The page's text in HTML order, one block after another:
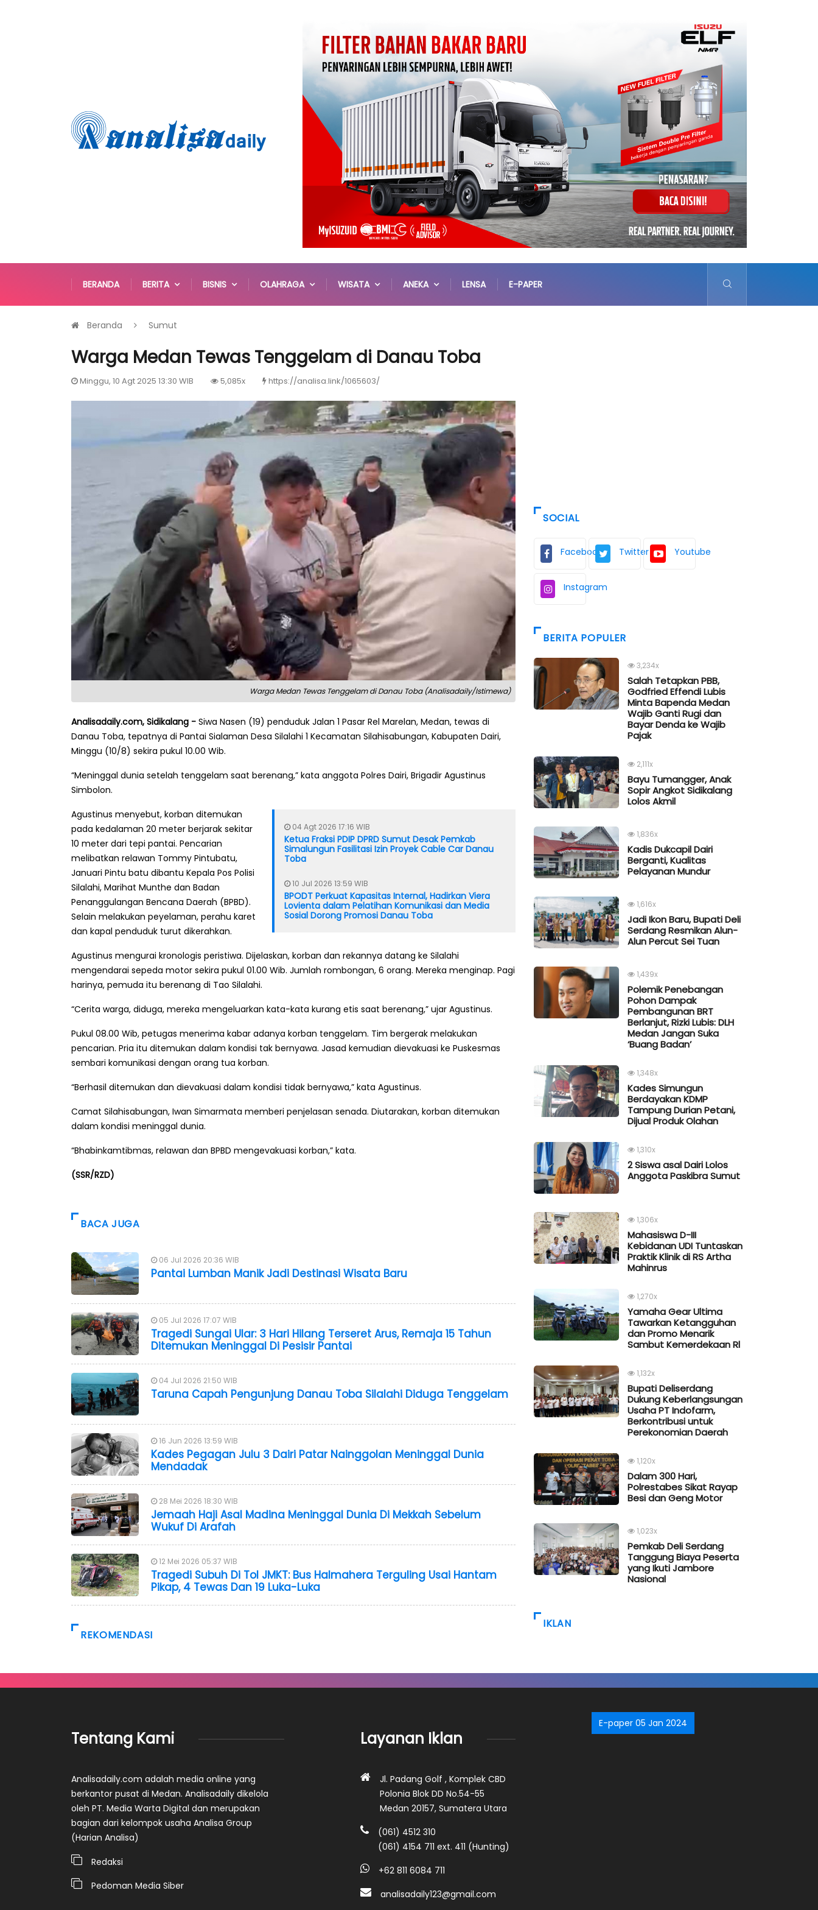
BERANDA BERITA BISNIS OLAHRAGA WISATA ANEKA LENSA E-PAPER
Beranda Sumut
Warga Medan Tewas Tenggelam di Danau Toba
Minggu, 10 Agt 2025 13:30 WIB 5,085x https://analisa.link/1065603/
Warga Medan Tewas Tenggelam di Danau Toba (Analisadaily/Istimewa)
Analisadaily.com, Sidikalang - Siwa Nasen (19) penduduk Jalan 1 Pasar Rel Marelan, Medan, tewas di
Danau Toba, tepatnya di Pantai Sialaman Desa Silalahi 1 Kecamatan Silahisabungan, Kabupaten Dairi,
Minggu (10/8) sekira pukul 10.00 Wib.
“Meninggal dunia setelah tenggelam saat berenang,” kata anggota Polres Dairi, Brigadir Agustinus
Simbolon.
04 Agt 2026 17:16 WIB
Ketua Fraksi PDIP DPRD Sumut Desak Pemkab
Simalungun Fasilitasi Izin Proyek Cable Car Danau
Toba
10 Jul 2026 13:59 WIB
BPODT Perkuat Kapasitas Internal, Hadirkan Viera
Lovienta dalam Pelatihan Komunikasi dan Media
Sosial Dorong Promosi Danau Toba
Agustinus menyebut, korban ditemukan
pada kedalaman 20 meter berjarak sekitar
10 meter dari tepi pantai. Pencarian
melibatkan relawan Tommy Pintubatu,
Januari Pintu batu dibantu Kepala Pos Polisi
Silalahi, Marihat Munthe dan Badan
Penanggulangan Bencana Daerah (BPBD).
Selain melakukan peyelaman, perahu karet
dan kapal penduduk turut dikerahkan.
Agustinus mengurai kronologis peristiwa. Dijelaskan, korban dan rekannya datang ke Silalahi
mengendarai sepeda motor sekira pukul 01.00 Wib. Jumlah rombongan, 6 orang. Mereka menginap. Pagi
harinya, pemuda itu berenang di Tao Silalahi.
“Cerita warga, diduga, mereka mengeluarkan kata-kata kurang etis saat berenang,” ujar Agustinus.
Pukul 08.00 Wib, petugas menerima kabar adanya korban tenggelam. Tim bergerak melakukan
pencarian. Pria itu ditemukan dalam kondisi tak bernyawa. Jasad kemudian dievakuasi ke Puskesmas
sembari komunikasi dengan orang tua korban.
“Berhasil ditemukan dan dievakuasi dalam kondisi tidak bernyawa,” kata Agustinus.
Camat Silahisabungan, Iwan Simarmata memberi penjelasan senada. Diutarakan, korban ditemukan
dalam kondisi meninggal dunia.
“Bhabinkamtibmas, relawan dan BPBD mengevakuasi korban,” kata.
(SSR/RZD)
BACA JUGA
06 Jul 2026 20:36 WIB
Pantai Lumban Manik Jadi Destinasi Wisata Baru
05 Jul 2026 17:07 WIB
Tragedi Sungai Ular: 3 Hari Hilang Terseret Arus, Remaja 15 Tahun
Ditemukan Meninggal Di Pesisir Pantai
04 Jul 2026 21:50 WIB
Taruna Capah Pengunjung Danau Toba Silalahi Diduga Tenggelam
16 Jun 2026 13:59 WIB
Kades Pegagan Julu 3 Dairi Patar Nainggolan Meninggal Dunia
Mendadak
28 Mei 2026 18:30 WIB
Jemaah Haji Asal Madina Meninggal Dunia Di Mekkah Sebelum
Wukuf Di Arafah
12 Mei 2026 05:37 WIB
Tragedi Subuh Di Tol JMKT: Bus Halmahera Terguling Usai Hantam
Pikap, 4 Tewas Dan 19 Luka-Luka
REKOMENDASI
SOCIAL
Facebook Twitter Youtube
Instagram
BERITA POPULER
3,234x
Salah Tetapkan PBB,
Godfried Effendi Lubis
Minta Bapenda Medan
Wajib Ganti Rugi dan
Bayar Denda ke Wajib
Pajak
2,111x
Bayu Tumangger, Anak
Sopir Angkot Sidikalang
Lolos Akmil
1,836x
Kadis Dukcapil Dairi
Berganti, Kualitas
Pelayanan Mundur
1,616x
Jadi Ikon Baru, Bupati Deli
Serdang Resmikan Alun-
Alun Percut Sei Tuan
1,439x
Polemik Penebangan
Pohon Dampak
Pembangunan BRT
Berlanjut, Rizki Lubis: DLH
Medan Jangan Suka
‘Buang Badan’
1,348x
Kades Simungun
Berdayakan KDMP
Tampung Durian Petani,
Dijual Produk Olahan
1,310x
2 Siswa asal Dairi Lolos
Anggota Paskibra Sumut
1,306x
Mahasiswa D-III
Kebidanan UDI Tuntaskan
Praktik Klinik di RS Artha
Mahinrus
1,270x
Yamaha Gear Ultima
Tawarkan Ketangguhan
dan Promo Menarik
Sambut Kemerdekaan Rl
1,132x
Bupati Deliserdang
Dukung Keberlangsungan
Usaha PT Indofarm,
Berkontribusi untuk
Perekonomian Daerah
1,120x
Dalam 300 Hari,
Polrestabes Sikat Rayap
Besi dan Geng Motor
1,023x
Pemkab Deli Serdang
Tanggung Biaya Peserta
yang Ikuti Jambore
Nasional
IKLAN
Tentang Kami
Analisadaily.com adalah media online yang
berkantor pusat di Medan. Analisadaily dikelola
oleh PT. Media Warta Digital dan merupakan
bagian dari kelompok usaha Analisa Group
(Harian Analisa)
Redaksi
Pedoman Media Siber
Layanan Iklan
Jl. Padang Golf , Komplek CBD
Polonia Blok DD No.54-55
Medan 20157, Sumatera Utara
(061) 4512 310
(061) 4154 711 ext. 411 (Hunting)
+62 811 6084 711
analisadaily123@gmail.com
E-paper 05 Jan 2024